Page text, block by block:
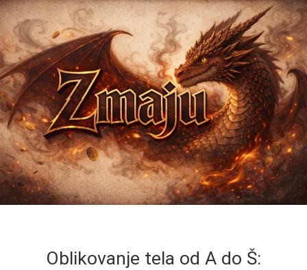
Oblikovanje tela od A do Š: